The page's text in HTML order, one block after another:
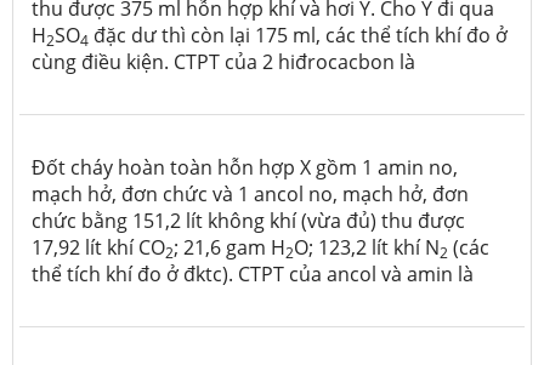
thu được 375 ml hỗn hợp khí và hơi Y. Cho Y đi qua
H2SO4 đặc dư thì còn lại 175 ml, các thể tích khí đo ở
cùng điều kiện. CTPT của 2 hiđrocacbon là
Đốt cháy hoàn toàn hỗn hợp X gồm 1 amin no,
mạch hở, đơn chức và 1 ancol no, mạch hở, đơn
chức bằng 151,2 lít không khí (vừa đủ) thu được
17,92 lít khí CO2; 21,6 gam H2O; 123,2 lít khí N2 (các
thể tích khí đo ở đktc). CTPT của ancol và amin là